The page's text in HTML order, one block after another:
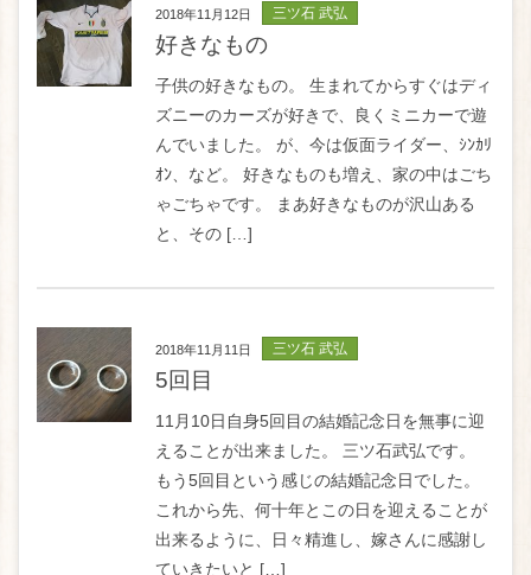
2018年11月12日 三ツ石 武弘
好きなもの
子供の好きなもの。 生まれてからすぐはディ
ズニーのカーズが好きで、良くミニカーで遊
んでいました。 が、今は仮面ライダー、ｼﾝｶﾘ
ｵﾝ、など。 好きなものも増え、家の中はごち
ゃごちゃです。 まあ好きなものが沢山ある
と、その […]
2018年11月11日 三ツ石 武弘
5回目
11月10日自身5回目の結婚記念日を無事に迎
えることが出来ました。 三ツ石武弘です。
もう5回目という感じの結婚記念日でした。
これから先、何十年とこの日を迎えることが
出来るように、日々精進し、嫁さんに感謝し
ていきたいと […]